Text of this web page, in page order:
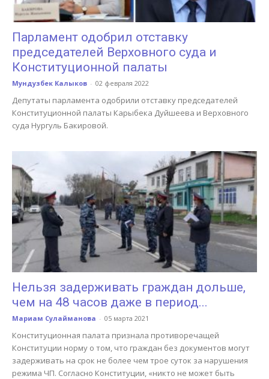
Парламент одобрил отставку
председателей Верховного суда и
Конституционной палаты
Мундузбек Калыков - 02 февраля 2022
Депутаты парламента одобрили отставку председателей
Конституционной палаты Карыбека Дуйшеева и Верховного
суда Нургуль Бакировой.
Нельзя задерживать граждан дольше,
чем на 48 часов даже в период...
Мариам Сулайманова - 05 марта 2021
Конституционная палата признала противоречащей
Конституции норму о том, что граждан без документов могут
задерживать на срок не более чем трое суток за нарушения
режима ЧП. Согласно Конституции, «никто не может быть